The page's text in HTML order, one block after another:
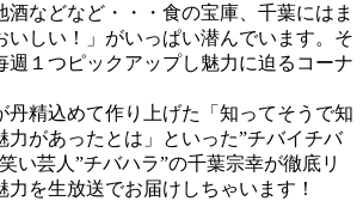
酒などなど・・・食の宝庫、千葉にはま
いしい！」がいっぱい潜んでいます。そ
週１つピックアップし魅力に迫るコーナ
丹精込めて作り上げた「知ってそうで知
力があったとは」といった”チバイチバ
い芸人”チバハラ”の千葉宗幸が徹底リ
を生放送でお届けしちゃいます！